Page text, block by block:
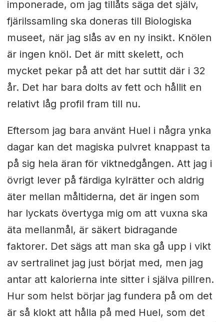
imponerade, om jag tillåts säga det själv,
fjärilssamling ska doneras till Biologiska
museet, när jag slås av en ny insikt. Knölen
är ingen knöl. Det är mitt skelett, och
mycket pekar på att det har suttit där i 32
år. Det har bara dolts av fett och hållit en
relativt låg profil fram till nu.
Eftersom jag bara använt Huel i några ynka
dagar kan det magiska pulvret knappast ta
på sig hela äran för viktnedgången. Att jag i
övrigt lever på färdiga kylrätter och aldrig
äter mellan måltiderna, det är ingen som
har lyckats övertyga mig om att vuxna ska
äta mellanmål, är säkert bidragande
faktorer. Det sägs att man ska gå upp i vikt
av sertralinet jag just börjat med, men jag
antar att kalorierna inte sitter i själva pillren.
Hur som helst börjar jag fundera på om det
är så klokt att hålla på med Huel, som det